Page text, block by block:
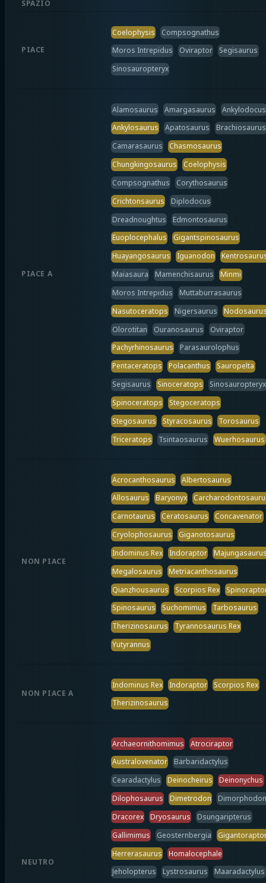
SPAZIO
PIACE
Coelophysis
Compsognathus
Moros Intrepidus
Oviraptor
Segisaurus
Sinosauropteryx
PIACE A
Alamosaurus Amargasaurus
Ankylodocus
Ankylosaurus
Apatosaurus
Brachiosaurus
Camarasaurus
Chasmosaurus
Chungkingosaurus
Coelophysis
Compsognathus
Corythosaurus
Crichtonsaurus
Diplodocus
Dreadnoughtus
Edmontosaurus
Euoplocephalus
Gigantspinosaurus
Huayangosaurus
Iguanodon
Maiasaura
Mamenchisaurus
Minmi
Moros Intrepidus
Muttaburrasaurus
Nasutoceratops
Nigersaurus
Olorotitan
Ouranosaurus
Oviraptor
Pachyrhinosaurus
Parasaurolophus
Pentaceratops
Polacanthus
Sauropelta
Segisaurus
Sinoceratops
Sinosauropteryx
Spinoceratops
Stegoceratops
Stegosaurus
Styracosaurus
Torosaurus
Triceratops
Tsintaosaurus Wuerhosaurus
NON PIACE
Acrocanthosaurus
Albertosaurus
Allosaurus
Baryonyx
Carnotaurus
Ceratosaurus
Concavenator
Cryolophosaurus
Giganotosaurus
Indominus Rex
Indoraptor
Megalosaurus
Metriacanthosaurus
Qianzhousaurus
Scorpios Rex
Spinosaurus
Suchomimus
Tarbosaurus
Therizinosaurus
Tyrannosaurus Rex
Yutyrannus
NON PIACE A
Indominus Rex Indoraptor
Scorpios Rex
Therizinosaurus
NEUTRO
Archaeornithomimus
Atrociraptor
Australovenator
Barbaridactylus
Cearadactylus
Deinocheirus
Deinonychus
Dilophosaurus
Dimetrodon
Dimorphodon
Dracorex
Dryosaurus
Dsungaripterus
Gallimimus
Geosternbergia
Herrerasaurus
Homalocephale
Jeholopterus
Lystrosaurus
Maaradactylus